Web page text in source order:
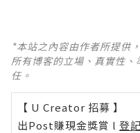
*本站之內容由作者所提供
所有博客的立場、真實性
任。
【 U Creator 招募 】
出Post賺現金獎賞 l 登